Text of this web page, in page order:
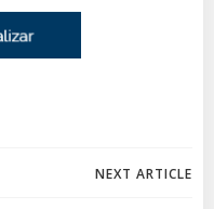
Navegação
NEXT ARTICLE